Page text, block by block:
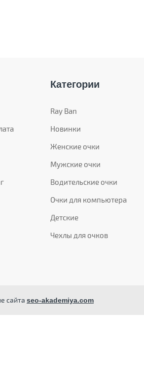
Категории
Ray Ban
Новинки
Женские очки
Мужские очки
Водительские очки
Очки для компьютера
Детские
Чехлы для очков
сайта seo-akademiya.com